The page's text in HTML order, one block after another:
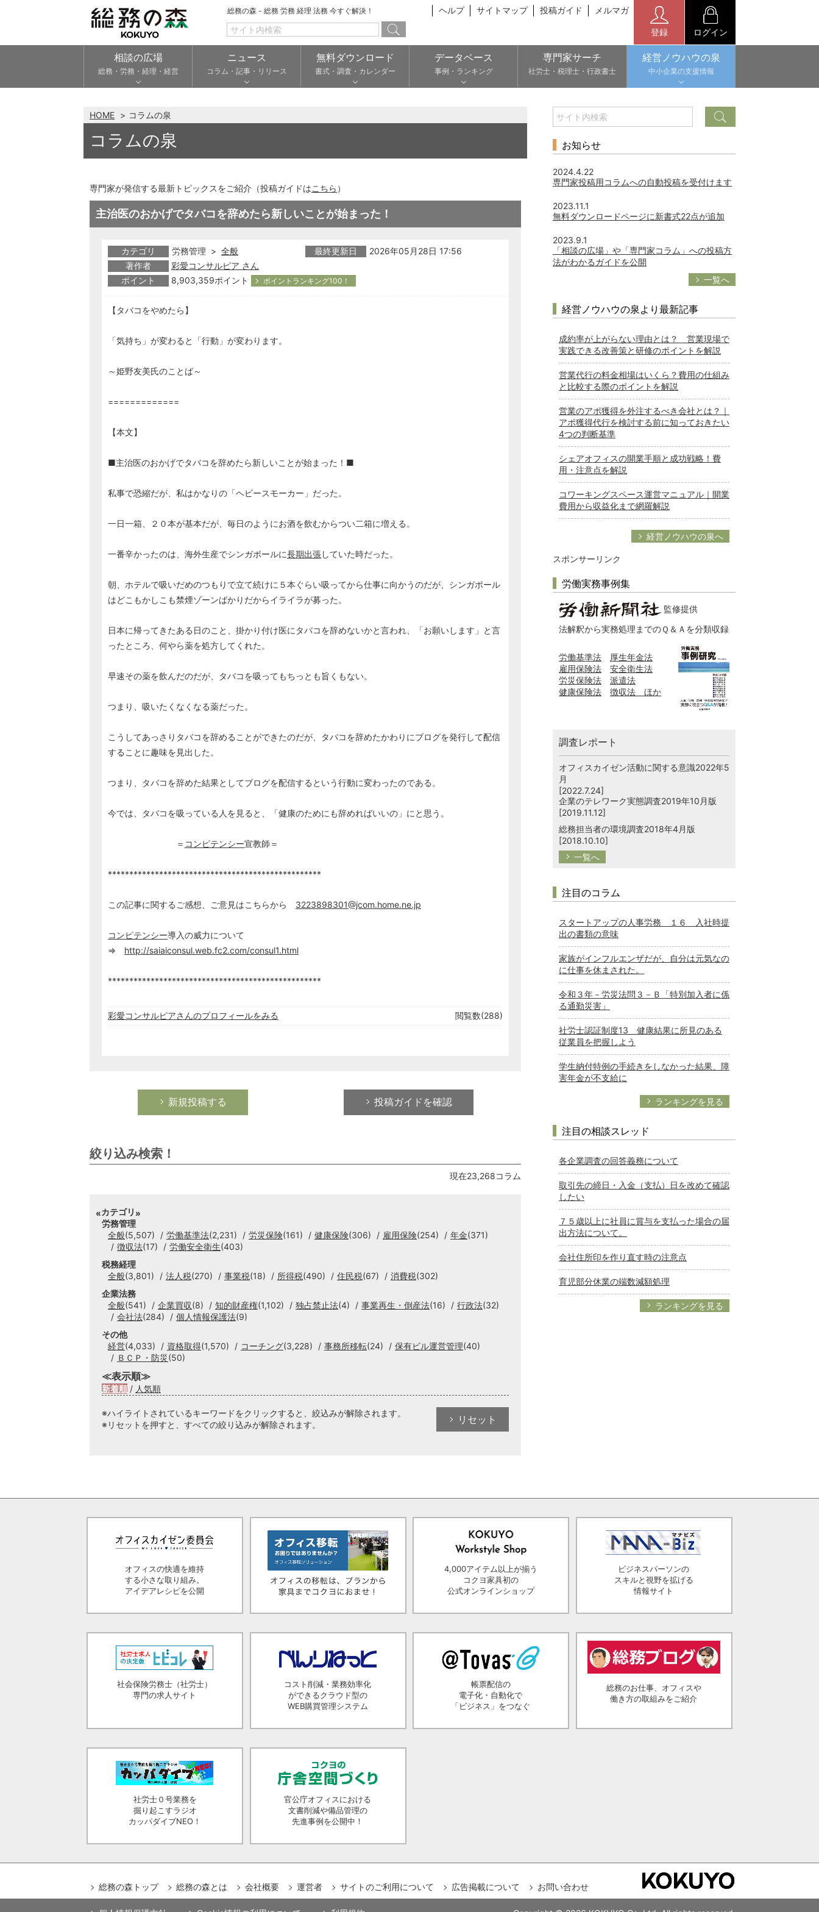
総務の森 - 総務 労務 経理 法務 今すぐ解決！ ヘルプ サイトマップ 投稿ガイド メルマガ
登録 ログイン
相談の広場
総務・労務・経理・経営
ニュース
コラム・記事・リリース
無料ダウンロード
書式・調査・カレンダー
データベース
事例・ランキング
専門家サーチ
社労士・税理士・行政書士
経営ノウハウの泉
中小企業の支援情報
HOME コラムの泉
コラムの泉
専門家が発信する最新トピックスをご紹介（投稿ガイドはこちら ）
主治医のおかげでタバコを辞めたら新しいことが始まった！
カテゴリ 労務管理 > 全般 最終更新日
2026年05月28日 17:56
著作者
彩愛コンサルピア さん
ポイント
8,903,359ポイント ポイントランキング100！
【タバコをやめたら】
「気持ち」が変わると「行動」が変わります。
～姫野友美氏のことば～
=============
【本文】
■主治医のおかげでタバコを辞めたら新しいことが始まった！■
私事で恐縮だが、私はかなりの「ヘビースモーカー」だった。
一日一箱、２０本が基本だが、毎日のようにお酒を飲むからつい二箱に増える。
一番辛かったのは、海外生産でシンガポールに長期出張していた時だった。
朝、ホテルで吸いだめのつもりで立て続けに５本ぐらい吸ってから仕事に向かうのだが、シンガポール
はどこもかしこも禁煙ゾーンばかりだからイライラが募った。
日本に帰ってきたある日のこと、掛かり付け医にタバコを辞めないかと言われ、「お願いします」と言
ったところ、何やら薬を処方してくれた。
早速その薬を飲んだのだが、タバコを吸ってもちっとも旨くもない。
つまり、吸いたくなくなる薬だった。
こうしてあっさりタバコを辞めることができたのだが、タバコを辞めたかわりにブログを発行して配信
することに趣味を見出した。
つまり、タバコを辞めた結果としてブログを配信するという行動に変わったのである。
今では、タバコを吸っている人を見ると、「健康のためにも辞めればいいの」にと思う。
＝ コンピテンシー宣教師＝
**************************************************
この記事に関するご感想、ご意見はこちらから 3223898301@jcom.home.ne.jp
コンピテンシー導入の威力について
⇒ http://saiaiconsul.web.fc2.com/consul1.html
**************************************************
彩愛コンサルピアさんのプロフィールをみる 閲覧数(288)
新規投稿する 投稿ガイドを確認
絞り込み検索！
現在23,268コラム
カテゴリ
労務管理
全般(5,507) 労働基準法(2,231) 労災保険(161) 健康保険(306) 雇用保険(254) 年金(371)
徴収法(17) 労働安全衛生(403)
税務経理
全般(3,801) 法人税(270) 事業税(18) 所得税(490) 住民税(67) 消費税(302)
企業法務
全般(541) 企業買収(8) 知的財産権(1,102) 独占禁止法(4) 事業再生・倒産法(16) 行政法(32)
会社法(284) 個人情報保護法(9)
その他
経営(4,033) 資格取得(1,570) コーチング(3,228) 事務所移転(24) 保有ビル運営管理(40)
ＢＣＰ・防災(50)
≪表示順≫
新着順 / 人気順
※ハイライトされているキーワードをクリックすると、絞込みが解除されます。
※リセットを押すと、すべての絞り込みが解除されます。
リセット
お知らせ
2024.4.22
専門家投稿用コラムへの自動投稿を受付けます
2023.11.1
無料ダウンロードページに新書式22点が追加
2023.9.1
「相談の広場」や「専門家コラム」への投稿方
法がわかるガイドを公開
一覧へ
経営ノウハウの泉より最新記事
成約率が上がらない理由とは？ 営業現場で
実践できる改善策と研修のポイントを解説
営業代行の料金相場はいくら？費用の仕組み
と比較する際のポイントを解説
営業のアポ獲得を外注するべき会社とは？｜
アポ獲得代行を検討する前に知っておきたい
4つの判断基準
シェアオフィスの開業手順と成功戦略！費
用・注意点を解説
コワーキングスペース運営マニュアル｜開業
費用から収益化まで網羅解説
経営ノウハウの泉へ
スポンサーリンク
労働実務事例集
監修提供
法解釈から実務処理までのＱ＆Ａを分類収録
労働基準法
厚生年金法
雇用保険法
安全衛生法
労災保険法
派遣法
健康保険法
徴収法 ほか
調査レポート
オフィスカイゼン活動に関する意識2022年5
月
[2022.7.24]
企業のテレワーク実態調査2019年10月版
[2019.11.12]
総務担当者の環境調査2018年4月版
[2018.10.10]
一覧へ
注目のコラム
スタートアップの人事労務 １６ 入社時提
出の書類の意味
家族がインフルエンザだが、自分は元気なの
に仕事を休まされた。
令和３年－労災法問３－Ｂ「特別加入者に係
る通勤災害」
社労士認証制度13 健康結果に所見のある
従業員を把握しよう
学生納付特例の手続きをしなかった結果、障
害年金が不支給に
ランキングを見る
注目の相談スレッド
各企業調査の回答義務について
取引先の締日・入金（支払）日を改めて確認
したい
７５歳以上に社員に賞与を支払った場合の届
出方法について。
会社住所印を作り直す時の注意点
育児部分休業の端数減額処理
ランキングを見る
オフィスの快適を維持
する小さな取り組み。
アイデアレシピを公開
4,000アイテム以上が揃う
コクヨ家具初の
公式オンラインショップ
ビジネスパーソンの
スキルと視野を拡げる
情報サイト
社会保険労務士（社労士）
専門の求人サイト
コスト削減・業務効率化
ができるクラウド型の
WEB購買管理システム
帳票配信の
電子化・自動化で
「ビジネス」をつなぐ
総務のお仕事、オフィスや
働き方の取組みをご紹介
社労士０号業務を
掘り起こすラジオ
カッパダイブNEO！
官公庁オフィスにおける
文書削減や備品管理の
先進事例を公開中！
総務の森トップ 総務の森とは 会社概要 運営者 サイトのご利用について 広告掲載について お問い合わせ